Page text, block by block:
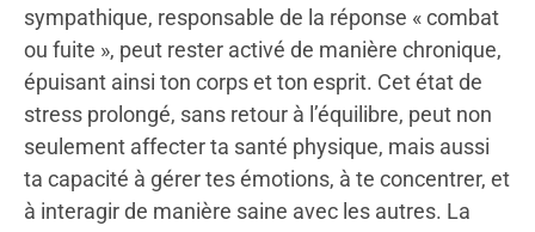
sympathique, responsable de la réponse « combat
ou fuite », peut rester activé de manière chronique,
épuisant ainsi ton corps et ton esprit. Cet état de
stress prolongé, sans retour à l’équilibre, peut non
seulement affecter ta santé physique, mais aussi
ta capacité à gérer tes émotions, à te concentrer, et
à interagir de manière saine avec les autres. La